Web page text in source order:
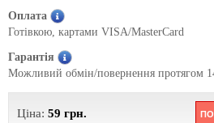
Оплата
Готівкою, картами VISA/MasterCard
Гарантія
Можливий обмін/повернення протягом
Ціна: 59 грн.